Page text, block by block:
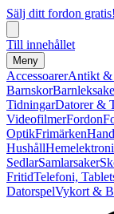
Sälj ditt fordon
Till innehållet
Meny
AccessoarerAntikt &
Barnskor
TidningarDatorer &
VideofilmerFordon
OptikFrimärken
Hushåll
SedlarSamlarsaker
FritidTelefoni,
DatorspelVykort &